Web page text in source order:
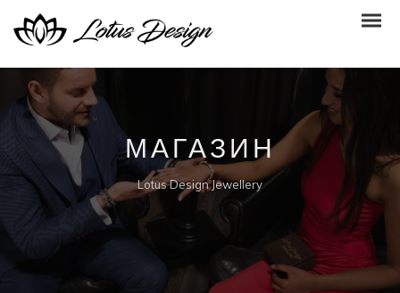
МАГАЗИН
Lotus Design Jewellery